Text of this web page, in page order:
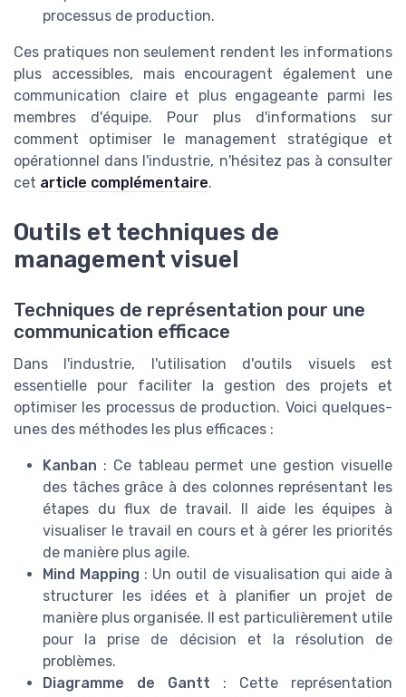
processus de production.
Ces pratiques non seulement rendent les informations
plus accessibles, mais encouragent également une
communication claire et plus engageante parmi les
membres d'équipe. Pour plus d'informations sur
comment optimiser le management stratégique et
opérationnel dans l'industrie, n'hésitez pas à consulter
cet article complémentaire.
Outils et techniques de
management visuel
Techniques de représentation pour une
communication efficace
Dans l'industrie, l'utilisation d'outils visuels est
essentielle pour faciliter la gestion des projets et
optimiser les processus de production. Voici quelques-
unes des méthodes les plus efficaces :
Kanban : Ce tableau permet une gestion visuelle
des tâches grâce à des colonnes représentant les
étapes du flux de travail. Il aide les équipes à
visualiser le travail en cours et à gérer les priorités
de manière plus agile.
Mind Mapping : Un outil de visualisation qui aide à
structurer les idées et à planifier un projet de
manière plus organisée. Il est particulièrement utile
pour la prise de décision et la résolution de
problèmes.
Diagramme de Gantt : Cette représentation